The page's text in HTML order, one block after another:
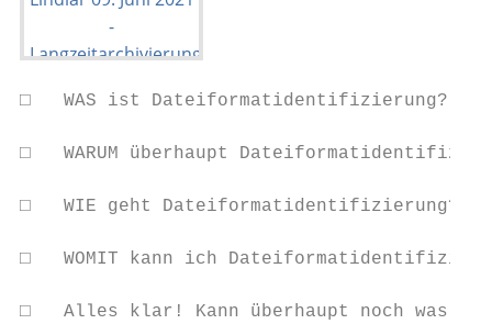
□   WAS ist Dateiformatidentifizierung?
□   WARUM überhaupt
□   WIE geht Dateiformatidentifizierung?
□   WOMIT kann ich
□   Alles klar! Kann überhaupt noch was